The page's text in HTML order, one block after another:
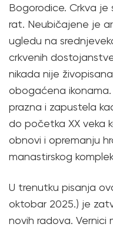
Bogorodice. Crkva je
rat. Neubičajene je
ugledu na
crkvenih
nikada nije
obogaćena
prazna i zapustela
do početka XX veka
obnovi i opremanju
manastirskog
U trenutku pisanja
oktobar 2025.) je
novih radova. Vernici